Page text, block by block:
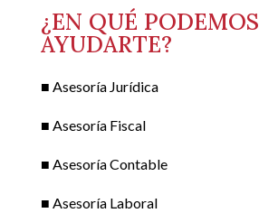
¿EN QUÉ PODEMOS
AYUDARTE?
■ Asesoría Jurídica
■ Asesoría Fiscal
■ Asesoría Contable
■ Asesoría Laboral